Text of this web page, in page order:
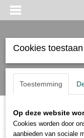
Inloggen Registreren
Home>verf>Daniel
ml
Cookies
Toestemming
Op deze website
Cookies worden door
aanbieden van sociale